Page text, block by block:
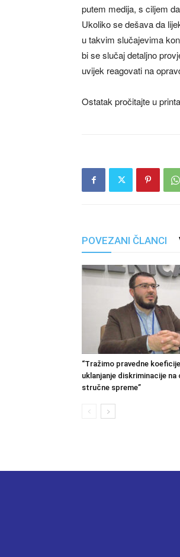
putem medija, s ciljem
Ukoliko se dešava da
u takvim slučajevima
bi se slučaj detaljno
uvijek reagovati na
Ostatak pročitajte u
POVEZANI ČLANCI
“Tražimo pravedne
uklanjanje diskriminacije na
stručne spreme”